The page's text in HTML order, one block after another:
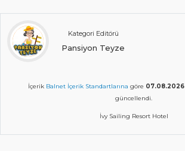
Kategori Editörü
Pansiyon Teyze
İçerik Balnet İçerik Standartlarına göre 07.08.2026
güncellendi.
İvy Sailing Resort Hotel